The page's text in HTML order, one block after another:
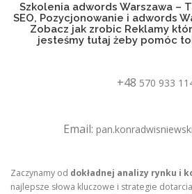
hSzkolenia adwords Warszawa –
SEO, Pozycjonowanie i adwords
Zobacz jak zrobic Reklamy
jesteśmy tutaj żeby pomóc
+48 570 933
Email:
Zaczynamy od dokładnej analizy rynku i
najlepsze słowa kluczowe i strategie